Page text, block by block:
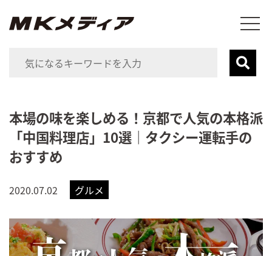
本場の味を楽しめる！京都で人気の本格派
「中国料理店」10選｜タクシー運転手の
おすすめ
2020.07.02 グルメ